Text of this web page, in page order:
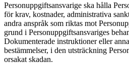
Personuppgiftsansvarige ska hålla
för krav, kostnader, administrativa
andra anspråk som riktas mot
grund i Personuppgiftsansvariges
Dokumenterade instruktioner eller
bestämmelser, i den utsträckning
orsakat skadan.